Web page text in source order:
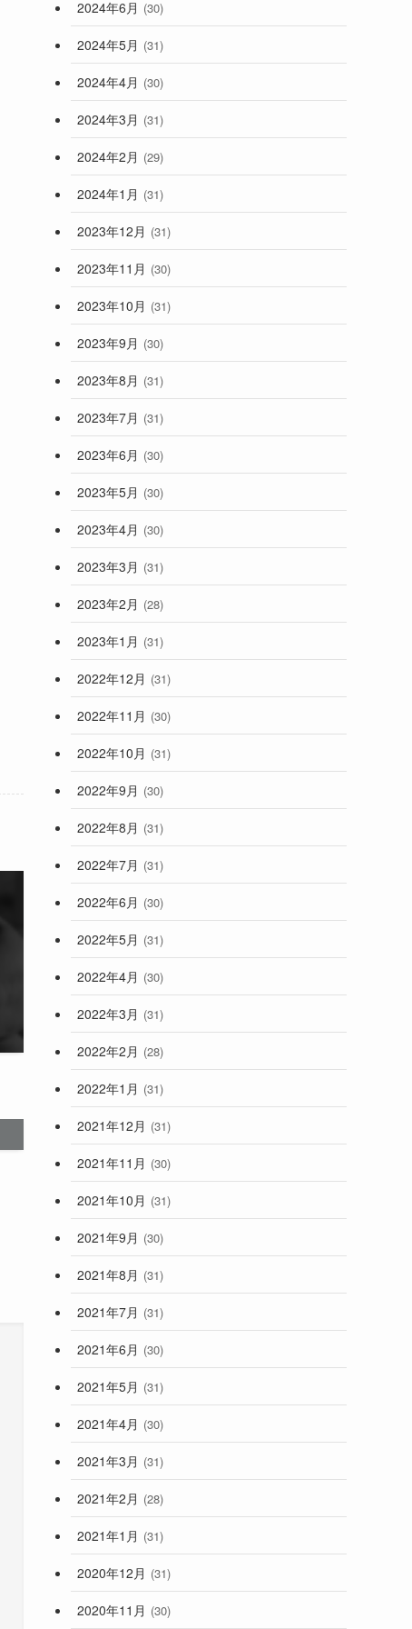
2024年6月 (30)
2024年5月 (31)
2024年4月 (30)
2024年3月 (31)
2024年2月 (29)
2024年1月 (31)
2023年12月 (31)
2023年11月 (30)
2023年10月 (31)
2023年9月 (30)
2023年8月 (31)
2023年7月 (31)
2023年6月 (30)
2023年5月 (30)
2023年4月 (30)
2023年3月 (31)
2023年2月 (28)
2023年1月 (31)
2022年12月 (31)
2022年11月 (30)
2022年10月 (31)
2022年9月 (30)
2022年8月 (31)
2022年7月 (31)
2022年6月 (30)
2022年5月 (31)
2022年4月 (30)
2022年3月 (31)
2022年2月 (28)
2022年1月 (31)
2021年12月 (31)
2021年11月 (30)
2021年10月 (31)
2021年9月 (30)
2021年8月 (31)
2021年7月 (31)
2021年6月 (30)
2021年5月 (31)
2021年4月 (30)
2021年3月 (31)
2021年2月 (28)
2021年1月 (31)
2020年12月 (31)
2020年11月 (30)